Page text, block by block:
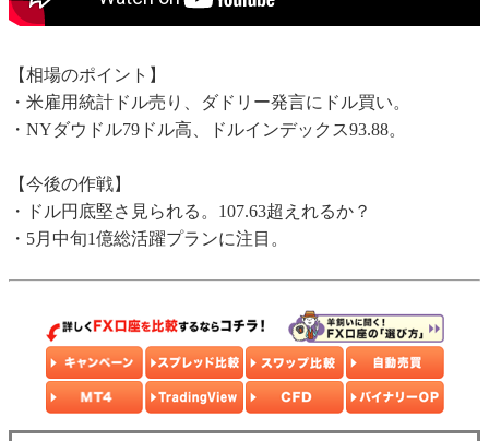
【相場のポイント】
・米雇用統計ドル売り、ダドリー発言にドル買い。
・NYダウドル79ドル高、ドルインデックス93.88。
【今後の作戦】
・ドル円底堅さ見られる。107.63超えれるか？
・5月中旬1億総活躍プランに注目。